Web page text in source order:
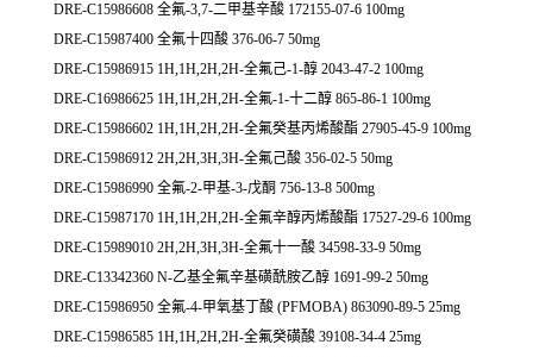
DRE-C15986608 全氟-3,7-二甲基辛酸 172155-07-6 100mg
DRE-C15987400 全氟十四酸 376-06-7 50mg
DRE-C15986915 1H,1H,2H,2H-全氟己-1-醇 2043-47-2 100mg
DRE-C16986625 1H,1H,2H,2H-全氟-1-十二醇 865-86-1 100mg
DRE-C15986602 1H,1H,2H,2H-全氟癸基丙烯酸酯 27905-45-9 100mg
DRE-C15986912 2H,2H,3H,3H-全氟己酸 356-02-5 50mg
DRE-C15986990 全氟-2-甲基-3-戊酮 756-13-8 500mg
DRE-C15987170 1H,1H,2H,2H-全氟辛醇丙烯酸酯 17527-29-6 100mg
DRE-C15989010 2H,2H,3H,3H-全氟十一酸 34598-33-9 50mg
DRE-C13342360 N-乙基全氟辛基磺酰胺乙醇 1691-99-2 50mg
DRE-C15986950 全氟-4-甲氧基丁酸 (PFMOBA) 863090-89-5 25mg
DRE-C15986585 1H,1H,2H,2H-全氟癸磺酸 39108-34-4 25mg